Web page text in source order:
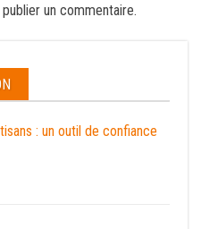
un commentaire.
: un outil de confiance